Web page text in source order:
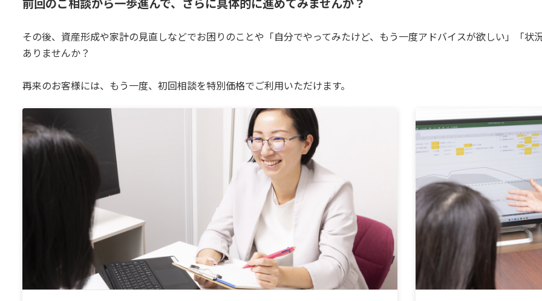
その後、資産形成や家計の見直しなどでお困りのことや「自分でやってみたけど、もう一度アドバイスが欲しい」「
ありませんか？
再来のお客様には、もう一度、初回相談を特別価格でご利用いただけます。